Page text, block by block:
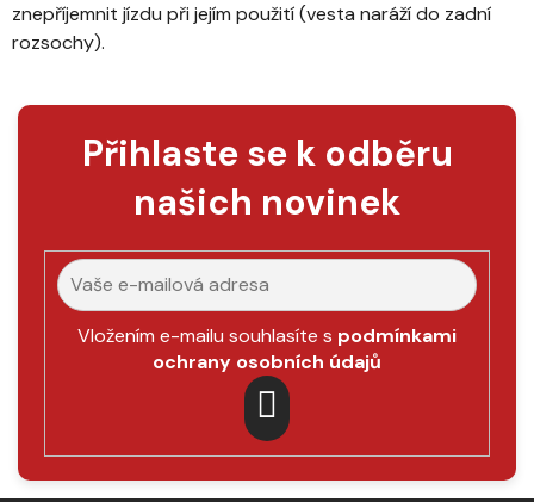
znepříjemnit jízdu při jejím použití (vesta naráží do zadní
rozsochy).
Přihlaste se k odběru
našich novinek
Vložením e-mailu souhlasíte s podmínkami
ochrany osobních údajů
PŘIHLÁSIT
SE